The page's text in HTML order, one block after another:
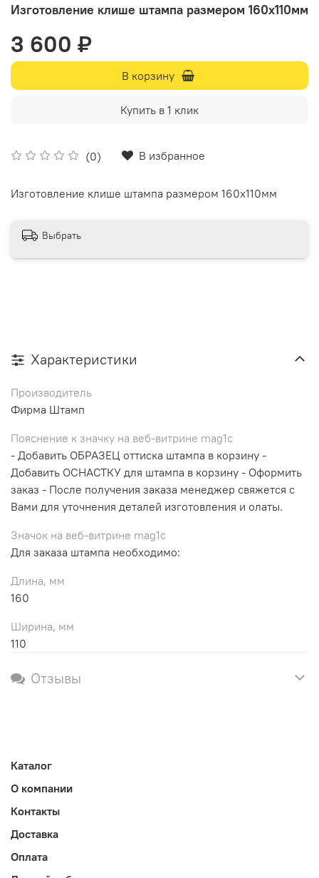
Изготовление клише штампа размером 160х110мм
(0) В избранное
3 600 ₽
В корзину
Купить в 1 клик
Изготовление клише штампа размером 160х110мм
Выбрать
Характеристики
Производитель
Фирма Штамп
Пояснение к значку на веб-витрине mag1c
- Добавить ОБРАЗЕЦ оттиска штампа в корзину -
Добавить ОСНАСТКУ для штампа в корзину - Оформить
заказ - После получения заказа менеджер свяжется с
Вами для уточнения деталей изготовления и олаты.
Значок на веб-витрине mag1c
Для заказа штампа необходимо:
Длина, мм
160
Ширина, мм
110
Отзывы
Каталог
О компании
Контакты
Доставка
Оплата